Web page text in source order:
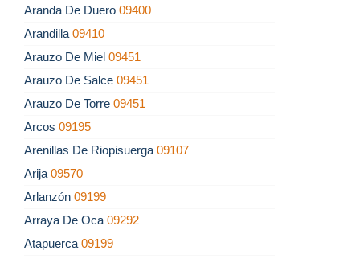
Aranda De Duero 09400
Arandilla 09410
Arauzo De Miel 09451
Arauzo De Salce 09451
Arauzo De Torre 09451
Arcos 09195
Arenillas De Riopisuerga 09107
Arija 09570
Arlanzón 09199
Arraya De Oca 09292
Atapuerca 09199